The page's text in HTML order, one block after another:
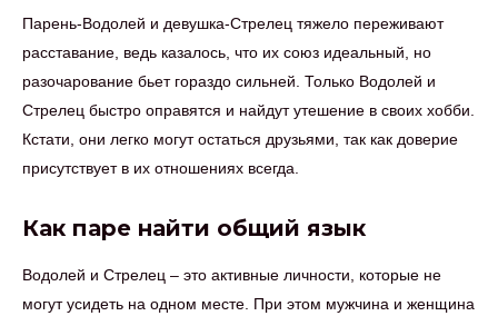
Парень-Водолей и девушка-Стрелец тяжело переживают
расставание, ведь казалось, что их союз идеальный, но
разочарование бьет гораздо сильней. Только Водолей и
Стрелец быстро оправятся и найдут утешение в своих хобби.
Кстати, они легко могут остаться друзьями, так как доверие
присутствует в их отношениях всегда.
Как паре найти общий язык
Водолей и Стрелец – это активные личности, которые не
могут усидеть на одном месте. При этом мужчина и женщина